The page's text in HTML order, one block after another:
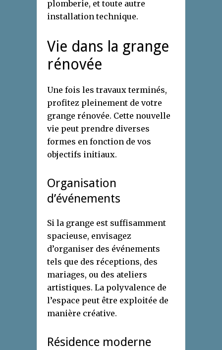
plomberie, et toute autre
installation technique.
Vie dans la grange
rénovée
Une fois les travaux terminés,
profitez pleinement de votre
grange rénovée. Cette nouvelle
vie peut prendre diverses
formes en fonction de vos
objectifs initiaux.
Organisation
d’événements
Si la grange est suffisamment
spacieuse, envisagez
d’organiser des événements
tels que des réceptions, des
mariages, ou des ateliers
artistiques. La polyvalence de
l’espace peut être exploitée de
manière créative.
Résidence moderne